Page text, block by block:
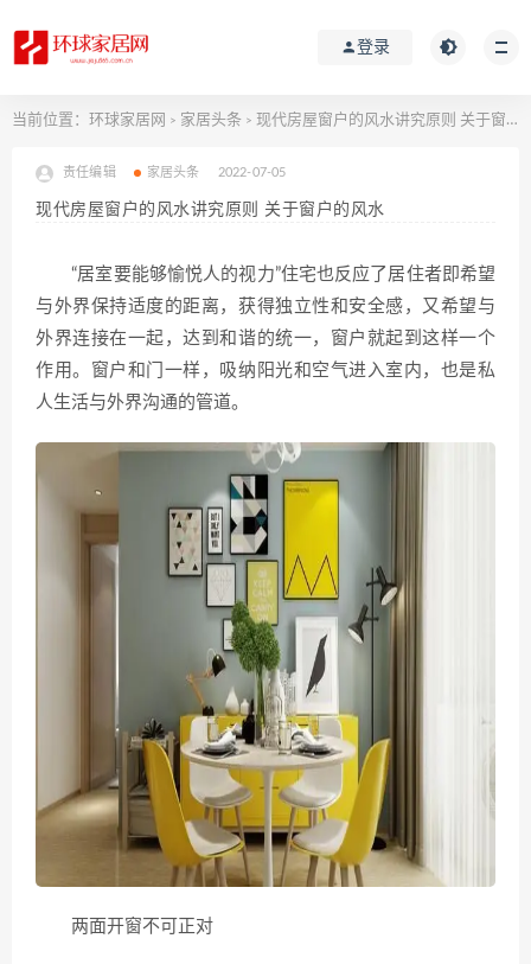
登录
当前位置： 环球家居网 > 家居头条 > 现代房屋窗户的风水讲究原则 关于窗户的风水
责任编辑 家居头条 2022-07-05
现代房屋窗户的风水讲究原则 关于窗户的风水
“居室要能够愉悦人的视力”住宅也反应了居住者即希望
与外界保持适度的距离，获得独立性和安全感，又希望与
外界连接在一起，达到和谐的统一，窗户就起到这样一个
作用。窗户和门一样，吸纳阳光和空气进入室内，也是私
人生活与外界沟通的管道。
两面开窗不可正对